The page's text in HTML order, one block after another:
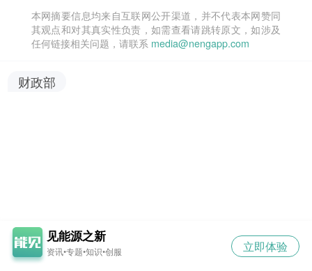
本网摘要信息均来自互联网公开渠道，并不代表本网赞同
其观点和对其真实性负责，如需查看请跳转原文，如涉及
任何链接相关问题，请联系 media@nengapp.com
财政部
见能源之新
资讯•专题•知识•创服 立即体验